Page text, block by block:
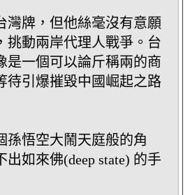
灣牌，但他絲毫沒有意願
挑動兩岸代理人戰爭。台
是一個可以論斤稱兩的商
待引爆摧毀中國崛起之路
孫悟空大鬧天庭般的角
如來佛(deep state) 的手